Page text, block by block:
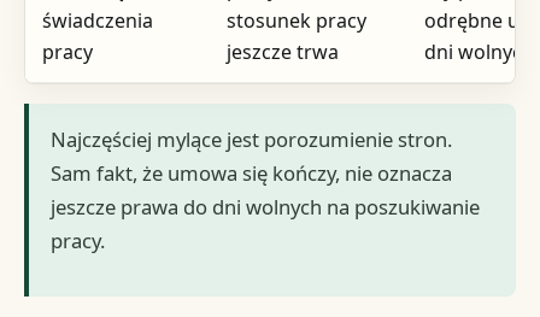
świadczenia
pracy
stosunek pracy
jeszcze trwa
odrębne
dni wolnych
Najczęściej mylące jest porozumienie stron.
Sam fakt, że umowa się kończy, nie oznacza
jeszcze prawa do dni wolnych na poszukiwanie
pracy.